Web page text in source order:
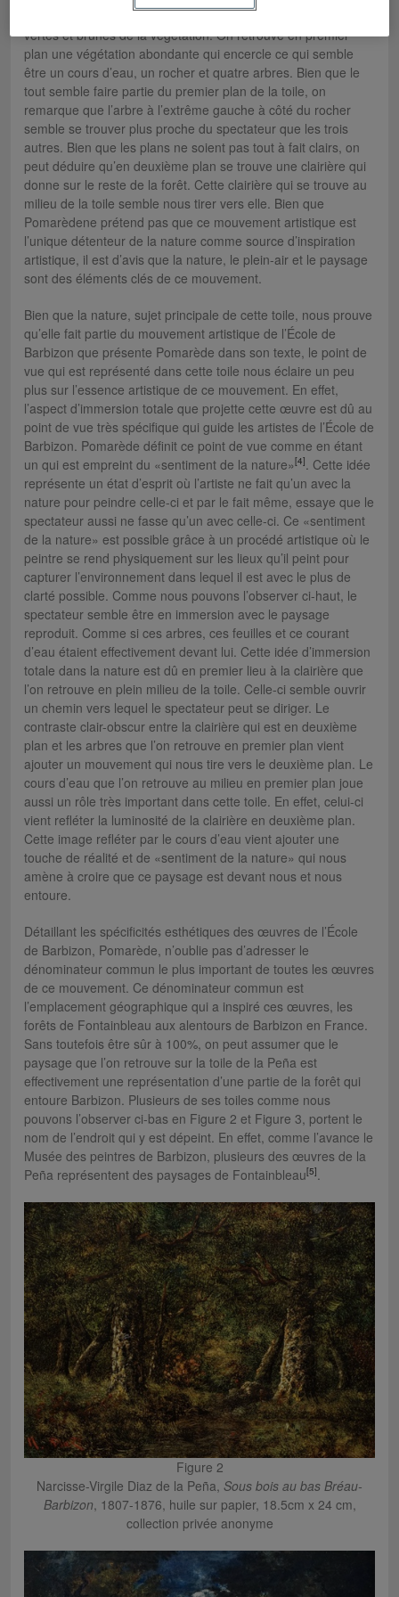
nous amènent dans un paysage automnal de par les couleurs
vertes et brunes de la végétation. On retrouve en premier
plan une végétation abondante qui encercle ce qui semble
être un cours d’eau, un rocher et quatre arbres. Bien que le
tout semble faire partie du premier plan de la toile, on
remarque que l’arbre à l’extrême gauche à côté du rocher
semble se trouver plus proche du spectateur que les trois
autres. Bien que les plans ne soient pas tout à fait clairs, on
peut déduire qu’en deuxième plan se trouve une clairière qui
donne sur le reste de la forêt. Cette clairière qui se trouve au
milieu de la toile semble nous tirer vers elle. Bien que
Pomarèdene prétend pas que ce mouvement artistique est
l’unique détenteur de la nature comme source d’inspiration
artistique, il est d’avis que la nature, le plein-air et le paysage
sont des éléments clés de ce mouvement.
Bien que la nature, sujet principale de cette toile, nous prouve
qu’elle fait partie du mouvement artistique de l’École de
Barbizon que présente Pomarède dans son texte, le point de
vue qui est représenté dans cette toile nous éclaire un peu
plus sur l’essence artistique de ce mouvement. En effet,
l’aspect d’immersion totale que projette cette œuvre est dû au
point de vue très spécifique qui guide les artistes de l’École de
Barbizon. Pomarède définit ce point de vue comme en étant
un qui est empreint du «sentiment de la nature»[4]. Cette idée
représente un état d’esprit où l’artiste ne fait qu’un avec la
nature pour peindre celle-ci et par le fait même, essaye que le
spectateur aussi ne fasse qu’un avec celle-ci. Ce «sentiment
de la nature» est possible grâce à un procédé artistique où le
peintre se rend physiquement sur les lieux qu’il peint pour
capturer l’environnement dans lequel il est avec le plus de
clarté possible. Comme nous pouvons l’observer ci-haut, le
spectateur semble être en immersion avec le paysage
reproduit. Comme si ces arbres, ces feuilles et ce courant
d’eau étaient effectivement devant lui. Cette idée d’immersion
totale dans la nature est dû en premier lieu à la clairière que
l’on retrouve en plein milieu de la toile. Celle-ci semble ouvrir
un chemin vers lequel le spectateur peut se diriger. Le
contraste clair-obscur entre la clairière qui est en deuxième
plan et les arbres que l’on retrouve en premier plan vient
ajouter un mouvement qui nous tire vers le deuxième plan. Le
cours d’eau que l’on retrouve au milieu en premier plan joue
aussi un rôle très important dans cette toile. En effet, celui-ci
vient refléter la luminosité de la clairière en deuxième plan.
Cette image refléter par le cours d’eau vient ajouter une
touche de réalité et de «sentiment de la nature» qui nous
amène à croire que ce paysage est devant nous et nous
entoure.
Détaillant les spécificités esthétiques des œuvres de l’École
de Barbizon, Pomarède, n’oublie pas d’adresser le
dénominateur commun le plus important de toutes les œuvres
de ce mouvement. Ce dénominateur commun est
l’emplacement géographique qui a inspiré ces œuvres, les
forêts de Fontainbleau aux alentours de Barbizon en France.
Sans toutefois être sûr à 100%, on peut assumer que le
paysage que l’on retrouve sur la toile de la Peña est
effectivement une représentation d’une partie de la forêt qui
entoure Barbizon. Plusieurs de ses toiles comme nous
pouvons l’observer ci-bas en Figure 2 et Figure 3, portent le
nom de l’endroit qui y est dépeint. En effet, comme l’avance le
Musée des peintres de Barbizon, plusieurs des œuvres de la
Peña représentent des paysages de Fontainbleau[5].
Figure 2
Narcisse-Virgile Diaz de la Peña, Sous bois au bas Bréau-
Barbizon, 1807-1876, huile sur papier, 18.5cm x 24 cm,
collection privée anonyme